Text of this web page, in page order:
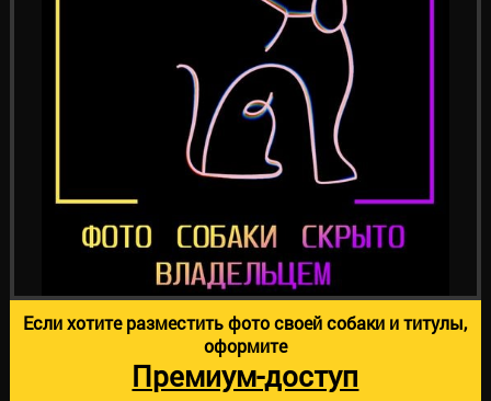
Если хотите разместить фото своей собаки и титулы,
оформите
Премиум-доступ